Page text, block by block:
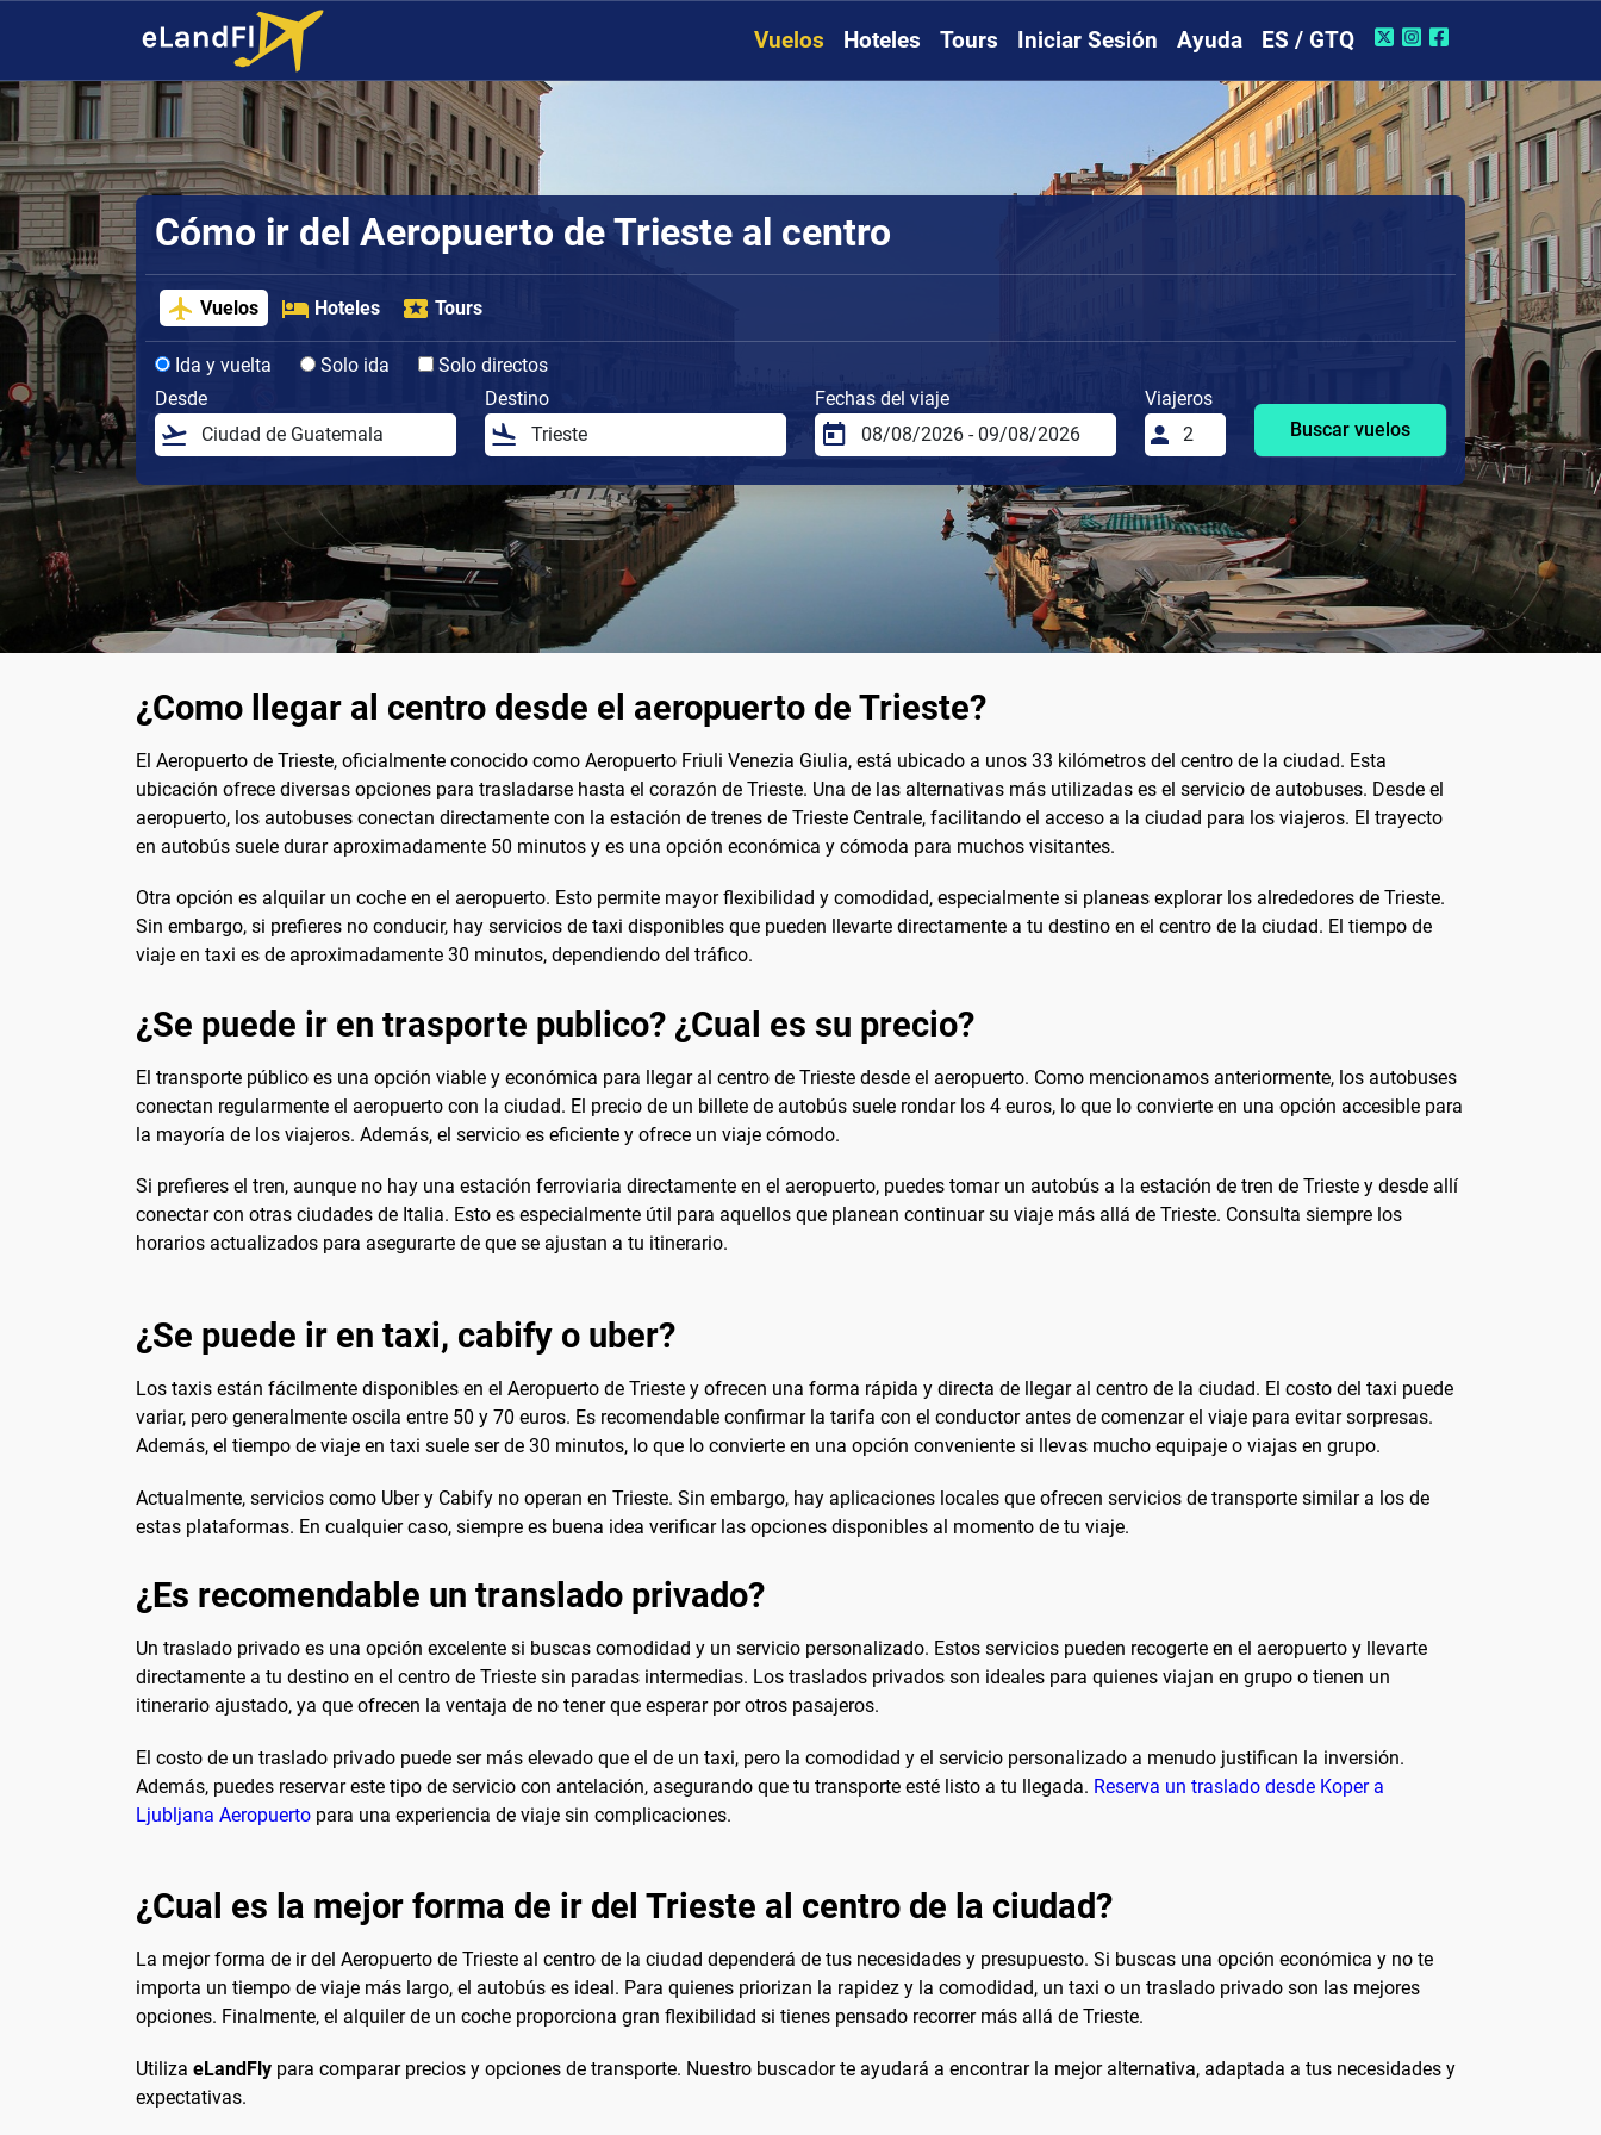
Vuelos Hoteles Tours Iniciar Sesión Ayuda ES / GTQ
Cómo ir del Aeropuerto de Trieste al centro
Vuelos Hoteles Tours
Ida y vuelta Solo ida
Solo directos
Desde
Destino Fechas del viaje
Viajeros
Buscar vuelos
¿Como llegar al centro desde el aeropuerto de Trieste?
El Aeropuerto de Trieste, oficialmente conocido como Aeropuerto Friuli Venezia Giulia, está ubicado a unos 33 kilómetros del centro de la ciudad. Esta
ubicación ofrece diversas opciones para trasladarse hasta el corazón de Trieste. Una de las alternativas más utilizadas es el servicio de autobuses. Desde el
aeropuerto, los autobuses conectan directamente con la estación de trenes de Trieste Centrale, facilitando el acceso a la ciudad para los viajeros. El trayecto
en autobús suele durar aproximadamente 50 minutos y es una opción económica y cómoda para muchos visitantes.
Otra opción es alquilar un coche en el aeropuerto. Esto permite mayor flexibilidad y comodidad, especialmente si planeas explorar los alrededores de Trieste.
Sin embargo, si prefieres no conducir, hay servicios de taxi disponibles que pueden llevarte directamente a tu destino en el centro de la ciudad. El tiempo de
viaje en taxi es de aproximadamente 30 minutos, dependiendo del tráfico.
¿Se puede ir en trasporte publico? ¿Cual es su precio?
El transporte público es una opción viable y económica para llegar al centro de Trieste desde el aeropuerto. Como mencionamos anteriormente, los autobuses
conectan regularmente el aeropuerto con la ciudad. El precio de un billete de autobús suele rondar los 4 euros, lo que lo convierte en una opción accesible para
la mayoría de los viajeros. Además, el servicio es eficiente y ofrece un viaje cómodo.
Si prefieres el tren, aunque no hay una estación ferroviaria directamente en el aeropuerto, puedes tomar un autobús a la estación de tren de Trieste y desde allí
conectar con otras ciudades de Italia. Esto es especialmente útil para aquellos que planean continuar su viaje más allá de Trieste. Consulta siempre los
horarios actualizados para asegurarte de que se ajustan a tu itinerario.
¿Se puede ir en taxi, cabify o uber?
Los taxis están fácilmente disponibles en el Aeropuerto de Trieste y ofrecen una forma rápida y directa de llegar al centro de la ciudad. El costo del taxi puede
variar, pero generalmente oscila entre 50 y 70 euros. Es recomendable confirmar la tarifa con el conductor antes de comenzar el viaje para evitar sorpresas.
Además, el tiempo de viaje en taxi suele ser de 30 minutos, lo que lo convierte en una opción conveniente si llevas mucho equipaje o viajas en grupo.
Actualmente, servicios como Uber y Cabify no operan en Trieste. Sin embargo, hay aplicaciones locales que ofrecen servicios de transporte similar a los de
estas plataformas. En cualquier caso, siempre es buena idea verificar las opciones disponibles al momento de tu viaje.
¿Es recomendable un translado privado?
Un traslado privado es una opción excelente si buscas comodidad y un servicio personalizado. Estos servicios pueden recogerte en el aeropuerto y llevarte
directamente a tu destino en el centro de Trieste sin paradas intermedias. Los traslados privados son ideales para quienes viajan en grupo o tienen un
itinerario ajustado, ya que ofrecen la ventaja de no tener que esperar por otros pasajeros.
El costo de un traslado privado puede ser más elevado que el de un taxi, pero la comodidad y el servicio personalizado a menudo justifican la inversión.
Además, puedes reservar este tipo de servicio con antelación, asegurando que tu transporte esté listo a tu llegada. Reserva un traslado desde Koper a
Ljubljana Aeropuerto para una experiencia de viaje sin complicaciones.
¿Cual es la mejor forma de ir del Trieste al centro de la ciudad?
La mejor forma de ir del Aeropuerto de Trieste al centro de la ciudad dependerá de tus necesidades y presupuesto. Si buscas una opción económica y no te
importa un tiempo de viaje más largo, el autobús es ideal. Para quienes priorizan la rapidez y la comodidad, un taxi o un traslado privado son las mejores
opciones. Finalmente, el alquiler de un coche proporciona gran flexibilidad si tienes pensado recorrer más allá de Trieste.
Utiliza eLandFly para comparar precios y opciones de transporte. Nuestro buscador te ayudará a encontrar la mejor alternativa, adaptada a tus necesidades y
expectativas.